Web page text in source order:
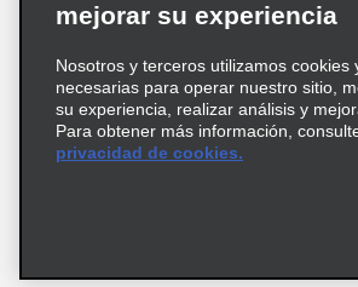
Términos de uso
Política de
Política de cookies
Información de Salud del
© 2026 Enterprise Holdings, Inc. Todos los
mejorar su experiencia
Nosotros y terceros utilizamos cookies
necesarias para operar nuestro sitio,
su experiencia, realizar análisis y
Para obtener más información,
privacidad de cookies.